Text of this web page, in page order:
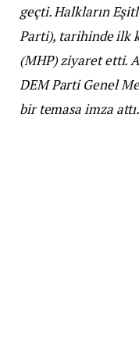
geçti. Halkların
Parti), tarihinde ilk
(MHP) ziyaret etti.
DEM Parti Genel
bir temasa imza attı.